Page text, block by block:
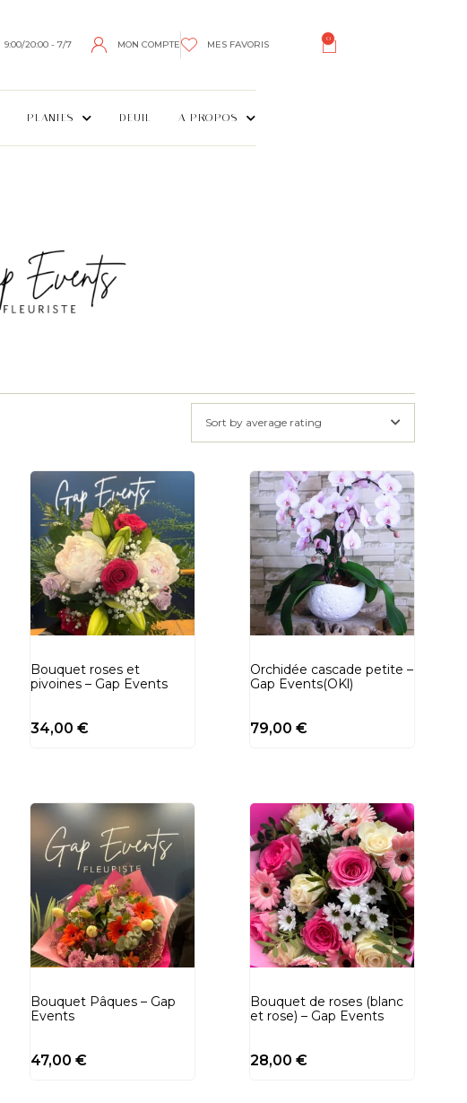
9:00/20:00 - 7/7 MON COMPTE MES FAVORIS
0
PLANTES DEUIL A PROPOS
Sort by average rating
Bouquet roses et
pivoines – Gap Events
34,00€
Orchidée cascade petite –
Gap Events(OKl)
79,00€
Bouquet Pâques – Gap
Events
47,00€
Bouquet de roses (blanc
et rose) – Gap Events
28,00€